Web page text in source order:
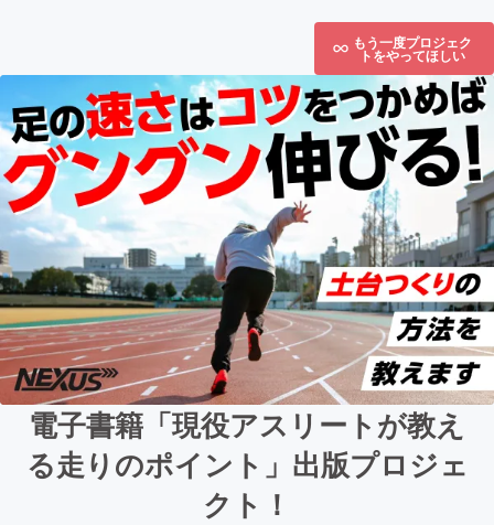
もう一度プロジェク
トをやってほしい
電子書籍「現役アスリートが教え
る走りのポイント」出版プロジェ
クト！